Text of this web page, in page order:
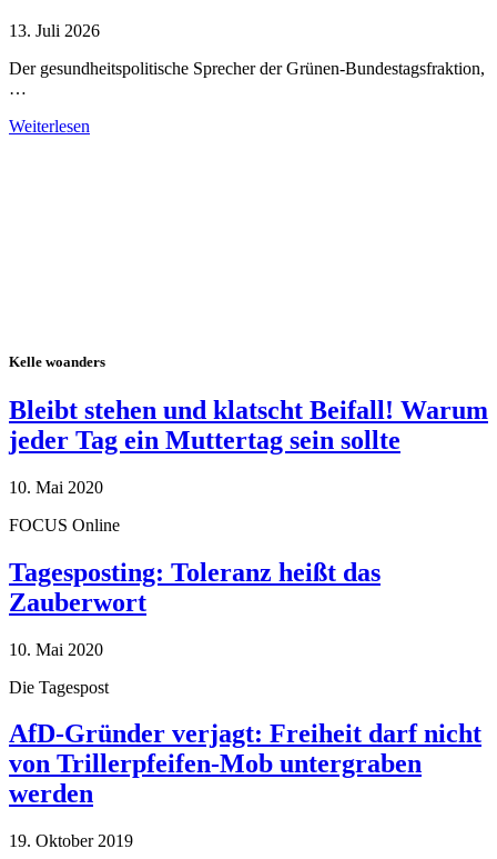
13. Juli 2026
Der gesundheitspolitische Sprecher der Grünen-Bundestagsfraktion,
…
Weiterlesen
Kelle woanders
Bleibt stehen und klatscht Beifall! Warum
jeder Tag ein Muttertag sein sollte
10. Mai 2020
FOCUS Online
Tagesposting: Toleranz heißt das
Zauberwort
10. Mai 2020
Die Tagespost
AfD-Gründer verjagt: Freiheit darf nicht
von Trillerpfeifen-Mob untergraben
werden
19. Oktober 2019